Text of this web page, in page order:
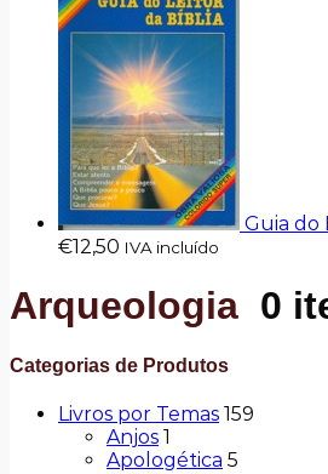
Guia do
€12,50 IVA incluído
Arqueologia 0
Categorias de Produtos
Livros por Temas 159
Anjos 1
Apologética 5